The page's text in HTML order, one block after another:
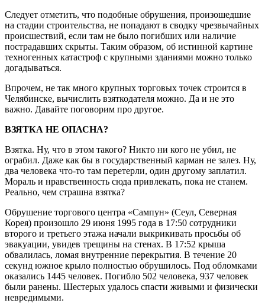
Следует отметить, что подобные обрушения, произошедшие
на стадии строительства, не попадают в сводку чрезвычайных
происшествий, если там не было погибших или наличие
пострадавших скрыты. Таким образом, об истинной картине
техногенных катастроф с крупными зданиями можно только
догадываться.
Впрочем, не так много крупных торговых точек строится в
Челябинске, вычислить взяткодателя можно. Да и не это
важно. Давайте поговорим про другое.
ВЗЯТКА НЕ ОПАСНА?
Взятка. Ну, что в этом такого? Никто ни кого не убил, не
ограбил. Даже как бы в государственный карман не залез. Ну,
два человека что-то там перетерли, один другому заплатил.
Мораль и нравственность сюда привлекать, пока не станем.
Реально, чем страшна взятка?
Обрушение торгового центра «Сампун» (Сеул, Северная
Корея) произошло 29 июня 1995 года в 17:50 сотрудники
второго и третьего этажа начали выкрикивать просьбы об
эвакуации, увидев трещины на стенах. В 17:52 крыша
обвалилась, ломая внутренние перекрытия. В течение 20
секунд южное крыло полностью обрушилось. Под обломками
оказались 1445 человек. Погибло 502 человека, 937 человек
были ранены. Шестерых удалось спасти живыми и физически
невредимыми.